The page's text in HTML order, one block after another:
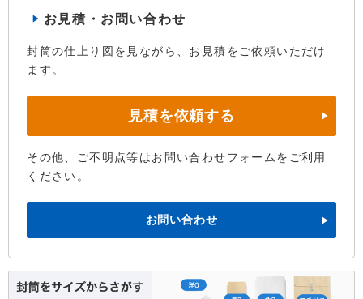
お見積・お問い合わせ
封筒の仕上り図を見ながら、お見積をご依頼いただけ
ます。
見積を依頼する
その他、ご不明点等はお問い合わせフォームをご利用
ください。
お問い合わせ